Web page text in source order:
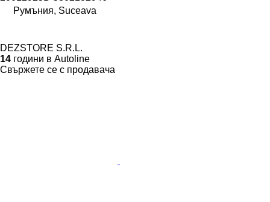
Румъния, Suceava
DEZSTORE S.R.L.
14 години в Autoline
Свържете се с продавача